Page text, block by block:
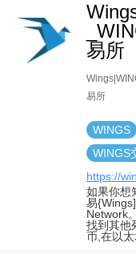
易所
易所
WINGS
WINGS
https://
如果你想
易
Network
找到其他
币,在以